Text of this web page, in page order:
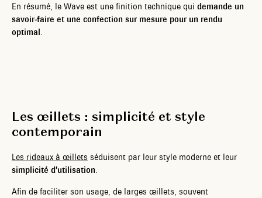
En résumé, le Wave est une finition technique qui demande un
savoir-faire et une confection sur mesure pour un rendu
optimal.
Les œillets : simplicité et style
contemporain
Les rideaux à œillets séduisent par leur style moderne et leur
simplicité d’utilisation.
Afin de faciliter son usage, de larges œillets, souvent